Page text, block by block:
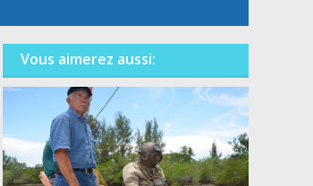
Vous aimerez aussi: